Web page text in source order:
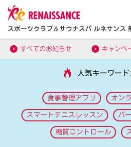
スポーツクラブ＆サウナスパ ルネサンス
すべてのお知らせ キャンペ
人気キーワー
食事管理アプリ オン
スマートテニスレッスン パ
糖質コントロール